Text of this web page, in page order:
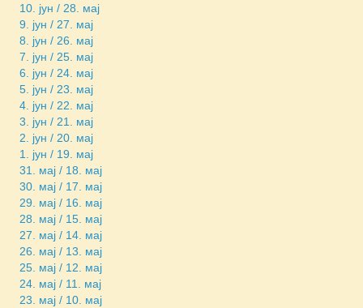
10. јун / 28. мај
9. јун / 27. мај
8. јун / 26. мај
7. јун / 25. мај
6. јун / 24. мај
5. јун / 23. мај
4. јун / 22. мај
3. јун / 21. мај
2. јун / 20. мај
1. јун / 19. мај
31. мај / 18. мај
30. мај / 17. мај
29. мај / 16. мај
28. мај / 15. мај
27. мај / 14. мај
26. мај / 13. мај
25. мај / 12. мај
24. мај / 11. мај
23. мај / 10. мај